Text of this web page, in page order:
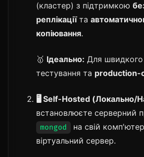
(кластер) з підтримкою
реплікаціїта
копіювання.
🥇 Ідеально: Для швидкого
тестування та production-
🖥️ Self-Hosted (Локально/
встановлюєте серверний
mongod
на свій
віртуальний сервер.